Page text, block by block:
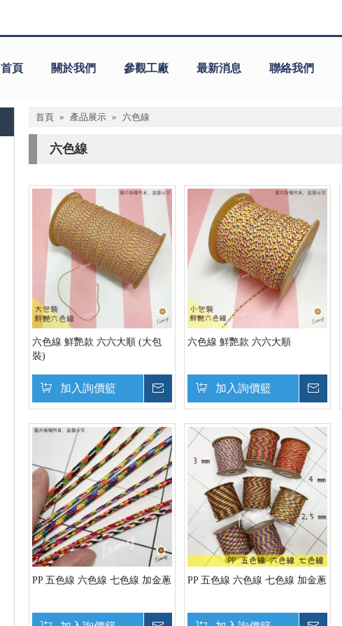
首頁 關於我們 參觀工廠 最新消息 聯絡我們
首頁 » 產品展示 » 六色線
六色線
六色線 鮮艷款 六六大順 (大包
裝)
加入詢價籃
六色線 鮮艷款 六六大順
加入詢價籃
PP 五色線 六色線 七色線 加金蔥 PP 五色線 六色線 七色線 加金蔥